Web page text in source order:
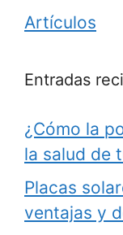
Artículos
Entradas
¿Cómo la
la salud de
Placas
ventajas y